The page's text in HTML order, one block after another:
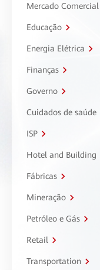
Mercado Comercial
Educação
Energia Elétrica
Finanças
Governo
Cuidados de saúde
ISP
Hotel and Building
Fábricas
Mineração
Petróleo e Gás
Retail
Transportation